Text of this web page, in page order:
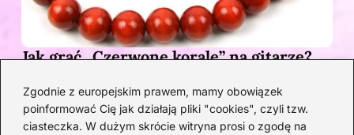
Zgodnie z europejskim prawem, mamy obowiązek
poinformować Cię jak działają pliki "cookies", czyli tzw.
ciasteczka. W dużym skrócie witryna prosi o zgodę na
Jak grać „Czerwone korale” na gitarze?
opisem